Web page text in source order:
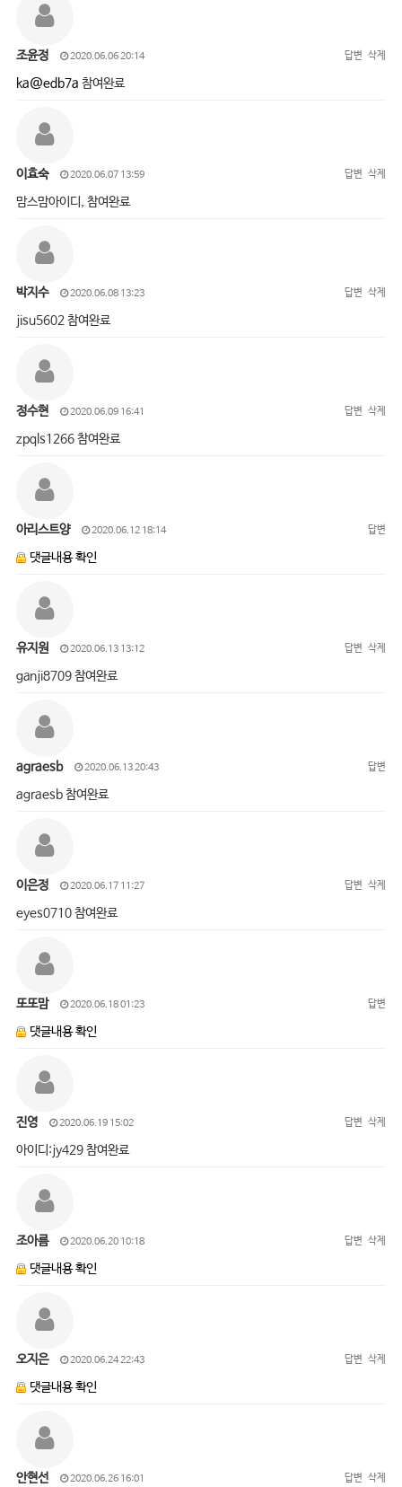
조윤정 2020.06.06 20:14 답변 삭제
ka@edb7a 참여완료
이효숙 2020.06.07 13:59 답변 삭제
맘스맘아이디, 참여완료
박지수 2020.06.08 13:23 답변 삭제
jisu5602 참여완료
정수현 2020.06.09 16:41 답변 삭제
zpqls1266 참여완료
아리스트양 2020.06.12 18:14 답변
댓글내용 확인
유지원 2020.06.13 13:12 답변 삭제
ganji8709 참여완료
agraesb 2020.06.13 20:43 답변
agraesb 참여완료
이은정 2020.06.17 11:27 답변 삭제
eyes0710 참여완료
또또맘 2020.06.18 01:23 답변
댓글내용 확인
진영 2020.06.19 15:02 답변 삭제
아이디:jy429 참여완료
조아름 2020.06.20 10:18 답변 삭제
댓글내용 확인
오지은 2020.06.24 22:43 답변 삭제
댓글내용 확인
안현선 2020.06.26 16:01 답변 삭제